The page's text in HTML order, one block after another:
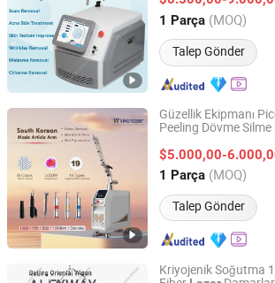
1 Parça (MOQ)
Talep Gönder
Beijing, China Fiyat 2011
Güzellik Ekipmanı
Peeling Dövme
$5.000,00-
1 Parça (MOQ)
Talep Gönder
Beijing Winkonlaser Technology Limited
Beijing, China Fiyat 2021
Kriyojenik Soğutma